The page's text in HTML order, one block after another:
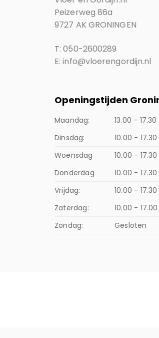
Peizerweg 86a
9727 AK GRONINGEN
T: 050-2600289
E: info@vloerengordijn.nl
Openingstijden
Maandag:
13.00 -
Dinsdag:
10.00 -
Woensdag
10.00 -
Donderdag
10.00 -
Vrijdag:
10.00 -
Zaterdag:
10.00 -
Zondag:
Gesloten